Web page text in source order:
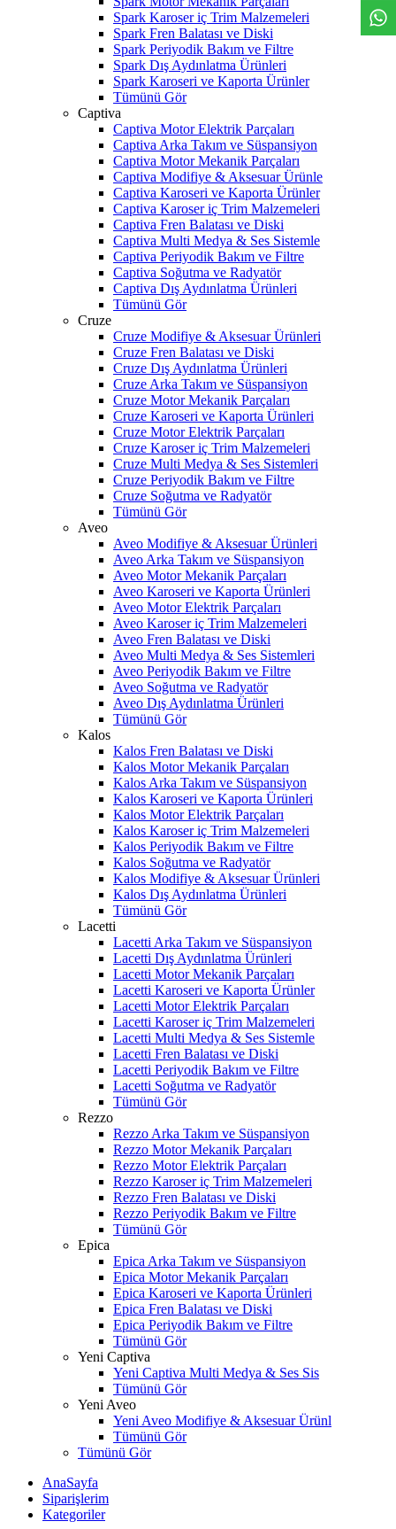
Spark Karoser iç Trim Malzemeleri
Spark Fren Balatası ve Diski
Spark Periyodik Bakım ve Filtre
Spark Dış Aydınlatma Ürünleri
Spark Karoseri ve Kaporta Ürünler
Tümünü Gör
Captiva
Captiva Motor Elektrik Parçaları
Captiva Arka Takım ve Süspansiyon
Captiva Motor Mekanik Parçaları
Captiva Modifiye & Aksesuar Ürünle
Captiva Karoseri ve Kaporta Ürünler
Captiva Karoser iç Trim Malzemeleri
Captiva Fren Balatası ve Diski
Captiva Multi Medya & Ses Sistemle
Captiva Periyodik Bakım ve Filtre
Captiva Soğutma ve Radyatör
Captiva Dış Aydınlatma Ürünleri
Tümünü Gör
Cruze
Cruze Modifiye & Aksesuar Ürünleri
Cruze Fren Balatası ve Diski
Cruze Dış Aydınlatma Ürünleri
Cruze Arka Takım ve Süspansiyon
Cruze Motor Mekanik Parçaları
Cruze Karoseri ve Kaporta Ürünleri
Cruze Motor Elektrik Parçaları
Cruze Karoser iç Trim Malzemeleri
Cruze Multi Medya & Ses Sistemleri
Cruze Periyodik Bakım ve Filtre
Cruze Soğutma ve Radyatör
Tümünü Gör
Aveo
Aveo Modifiye & Aksesuar Ürünleri
Aveo Arka Takım ve Süspansiyon
Aveo Motor Mekanik Parçaları
Aveo Karoseri ve Kaporta Ürünleri
Aveo Motor Elektrik Parçaları
Aveo Karoser iç Trim Malzemeleri
Aveo Fren Balatası ve Diski
Aveo Multi Medya & Ses Sistemleri
Aveo Periyodik Bakım ve Filtre
Aveo Soğutma ve Radyatör
Aveo Dış Aydınlatma Ürünleri
Tümünü Gör
Kalos
Kalos Fren Balatası ve Diski
Kalos Motor Mekanik Parçaları
Kalos Arka Takım ve Süspansiyon
Kalos Karoseri ve Kaporta Ürünleri
Kalos Motor Elektrik Parçaları
Kalos Karoser iç Trim Malzemeleri
Kalos Periyodik Bakım ve Filtre
Kalos Soğutma ve Radyatör
Kalos Modifiye & Aksesuar Ürünleri
Kalos Dış Aydınlatma Ürünleri
Tümünü Gör
Lacetti
Lacetti Arka Takım ve Süspansiyon
Lacetti Dış Aydınlatma Ürünleri
Lacetti Motor Mekanik Parçaları
Lacetti Karoseri ve Kaporta Ürünler
Lacetti Motor Elektrik Parçaları
Lacetti Karoser iç Trim Malzemeleri
Lacetti Multi Medya & Ses Sistemle
Lacetti Fren Balatası ve Diski
Lacetti Periyodik Bakım ve Filtre
Lacetti Soğutma ve Radyatör
Tümünü Gör
Rezzo
Rezzo Arka Takım ve Süspansiyon
Rezzo Motor Mekanik Parçaları
Rezzo Motor Elektrik Parçaları
Rezzo Karoser iç Trim Malzemeleri
Rezzo Fren Balatası ve Diski
Rezzo Periyodik Bakım ve Filtre
Tümünü Gör
Epica
Epica Arka Takım ve Süspansiyon
Epica Motor Mekanik Parçaları
Epica Karoseri ve Kaporta Ürünleri
Epica Fren Balatası ve Diski
Epica Periyodik Bakım ve Filtre
Tümünü Gör
Yeni Captiva
Yeni Captiva Multi Medya & Ses Sis
Tümünü Gör
Yeni Aveo
Yeni Aveo Modifiye & Aksesuar Ürünl
Tümünü Gör
Tümünü Gör
AnaSayfa
Siparişlerim
Kategoriler